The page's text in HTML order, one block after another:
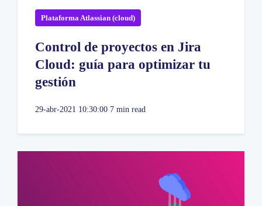
Plataforma Atlassian (cloud)
Control de proyectos en Jira
Cloud: guía para optimizar tu
gestión
29-abr-2021 10:30:00 7 min read